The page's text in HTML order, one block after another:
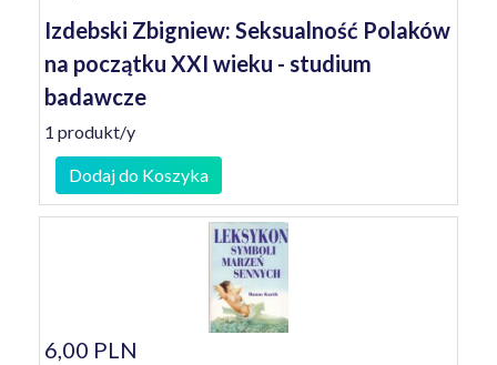
Izdebski Zbigniew: Seksualność Polaków
na początku XXI wieku - studium
badawcze
1 produkt/y
Dodaj do Koszyka
6,00 PLN